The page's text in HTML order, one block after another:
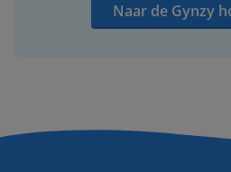
Naar de Gynzy